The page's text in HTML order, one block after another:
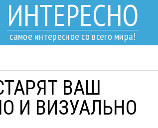
ИНТЕРЕСНО
самое интересное со всего мира!
ВАШ
И ВИЗУАЛЬНО